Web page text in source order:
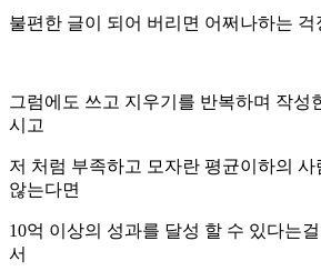
불편한 글이 되어 버리면 어쩌나하는
그럼에도 쓰고 지우기를 반복하며 작성
시고
저 처럼 부족하고 모자란 평균이하의 사
않는다면
10억 이상의 성과를 달성 할 수 있다는
서